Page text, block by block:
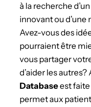
à la recherche
innovant ou
Avez-vous des
pourraient être
vous partager
d’aider les autres?
Databaseest
permet aux